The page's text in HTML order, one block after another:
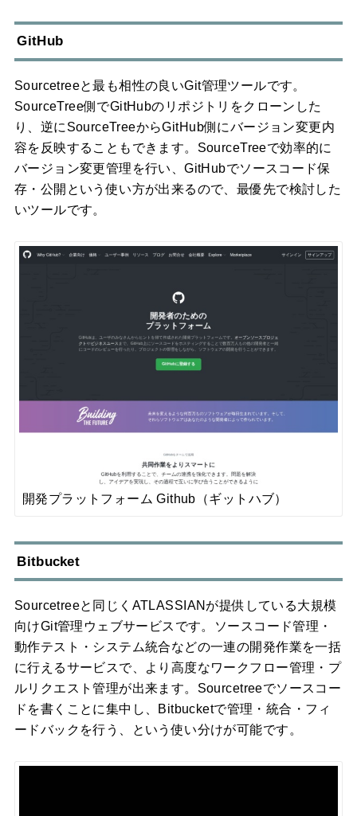
GitHub
Sourcetreeと最も相性の良いGit管理ツールです。
SourceTree側でGitHubのリポジトリをクローンした
り、逆にSourceTreeからGitHub側にバージョン変更内
容を反映することもできます。SourceTreeで効率的に
バージョン変更管理を行い、GitHubでソースコード保
存・公開という使い方が出来るので、最優先で検討した
いツールです。
開発プラットフォーム Github（ギットハブ）
Bitbucket
Sourcetreeと同じくATLASSIANが提供している大規模
向けGit管理ウェブサービスです。ソースコード管理・
動作テスト・システム統合などの一連の開発作業を一括
に行えるサービスで、より高度なワークフロー管理・プ
ルリクエスト管理が出来ます。Sourcetreeでソースコー
ドを書くことに集中し、Bitbucketで管理・統合・フィ
ードバックを行う、という使い分けが可能です。